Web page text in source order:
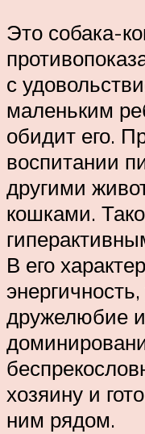
Это собака-
с
маленьким
обидит его.
воспитании
другими
кошками.
В его
дружелюбие и
хозяину и
ним рядом.